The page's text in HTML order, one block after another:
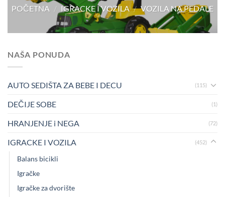
POČETNA / IGRACKE I VOZILA / VOZILA NA PEDALE
NAŠA PONUDA
AUTO SEDIŠTA ZA BEBE I DECU (115)
DEČIJE SOBE (1)
HRANJENJE i NEGA (72)
IGRACKE I VOZILA (452)
Balans bicikli
Igračke
Igračke za dvorište